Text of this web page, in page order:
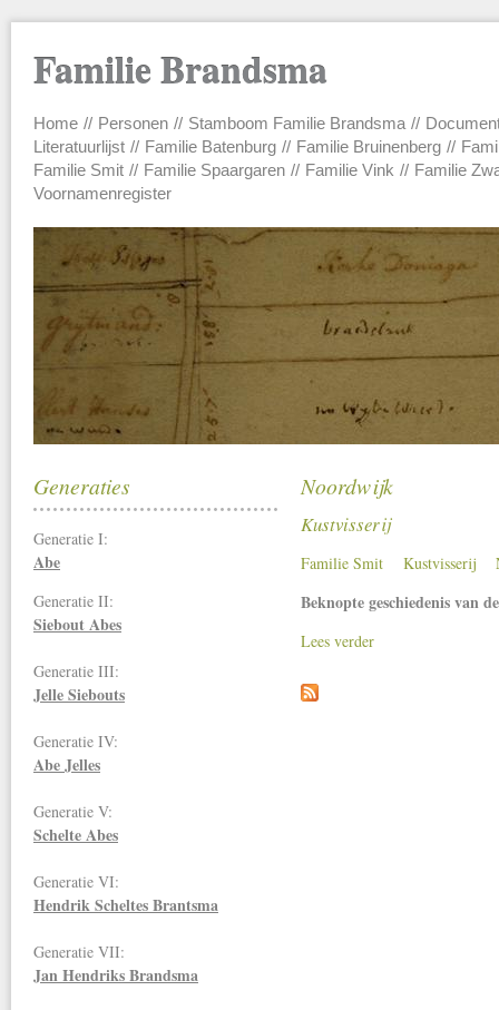
Familie Brandsma
Main menu
Home Personen Stamboom Familie Brandsma
Literatuurlijst
Familie Batenburg Familie Bruinenberg
Familie Smit
Familie Spaargaren Familie Vink
Familie
Voornamenregister
Noordwijk
Kustvisserij
Familie Smit Kustvisserij
Beknopte geschiedenis van
Lees verder
Generaties
Generatie I:
Abe
Generatie II:
Siebout Abes
Generatie III:
Jelle Siebouts
Generatie IV:
Abe Jelles
Generatie V:
Schelte Abes
Generatie VI:
Hendrik Scheltes Brantsma
Generatie VII:
Jan HendriksBrandsma